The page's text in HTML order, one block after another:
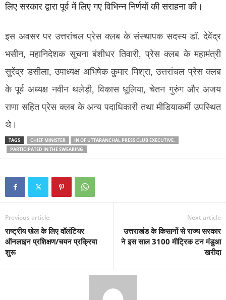
लिए सरकार द्वारा पूर्व में लिए गए विभिन्न निर्णयों की सराहना की।
इस अवसर पर उत्तरांचल प्रेस क्लब के संस्थापक सदस्य डॉ. देवेंद्र
भसीन, महानिदेशक सूचना बंशीधर तिवारी, प्रेस क्लब के महामंत्री
सुरेंद्र डसीला, उपाध्यक्ष अभिषेक कुमार मिश्रा, उत्तरांचल प्रेस क्लब
के पूर्व अध्यक्ष नवीन थलेड़ी, विकास धूलिया, चेतन गुरुंग और अजय
राणा सहित प्रेस क्लब के अन्य पदाधिकारी तथा मीडियाकर्मी उपस्थित
थे।
TAGS CHIEF MINISTER
IN OF UTTARANCHAL PRESS CLUB EXECUTIVE.
PARTICIPATED IN THE SWEARING
Previous article
राष्ट्रीय खेल के लिए वॉलंटियर
ऑनलाइन प्रशिक्षण/चयन प्रक्रिया
शुरू
Next article
उत्तराखंड के किसानों से राज्य सरकार
ने इस साल 3100 मीट्रिक टन मंडुआ
खरीदा